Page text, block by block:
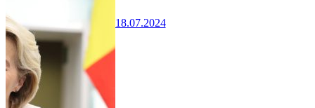
18.07.2024